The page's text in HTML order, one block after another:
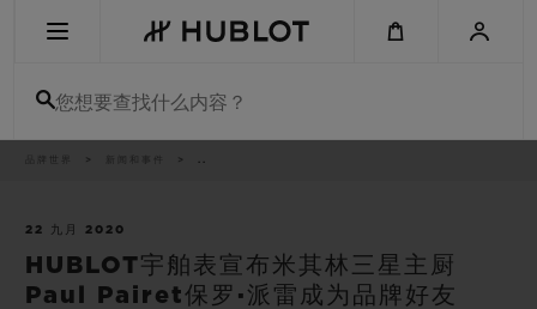
您想要查找什么内容？
新闻和事件 ..
22 九月 2020
HUBLOT宇舶表宣布米其林三星主厨
Paul Pairet保罗·派雷成为品牌好友
新品腕表